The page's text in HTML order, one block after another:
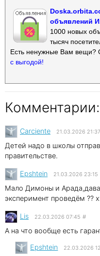
объявлений
1000 новых
тысяч
Есть ненужные Вам вещи?
с выгодой!
Комментарии:
Carciente 21.03.2026 21:37
Детей надо в школы
правительстве.
Epshtein 21.03.2026 23:15
Мало Димоны и
эксперимент проведём ??
Lis 22.03.2026 07:45 #
А на что вообще есть
Epshtein 22.03.2026